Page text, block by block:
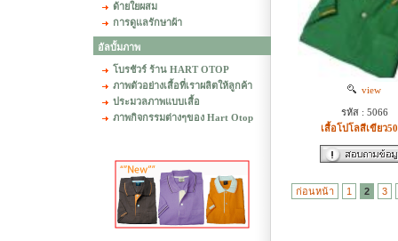
ด้ายใยผสม
การดูแลรักษาผ้า
อัลบั้มภาพ
โบรชัวร์ ร้าน HART OTOP
ภาพตัวอย่างเสื้อที่เราผลิตให้ลูกค้า
ประมวลภาพแบบเสื้อ
ภาพกิจกรรมต่างๆของ Hart Otop
view
รหัส : 5066
เสื้อโปโลสีเขียว
ก่อนหน้า 1 2 3